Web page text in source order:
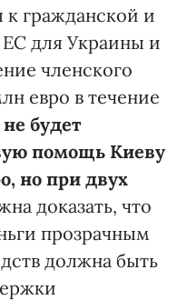
к гражданской и
для Украины и
членского
евро в течение
не будет
помощь Киеву
но при двух
доказать, что
прозрачным
должна быть